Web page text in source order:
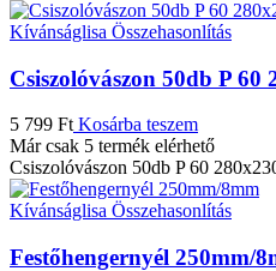
Kívánságlisa Összehasonlítás
Csiszolóvászon 50db P 60
5 799 Ft Kosárba teszem
Már csak 5 termék elérhető
Csiszolóvászon 50db P 60
Kívánságlisa Összehasonlítás
Festőhengernyél 250mm/